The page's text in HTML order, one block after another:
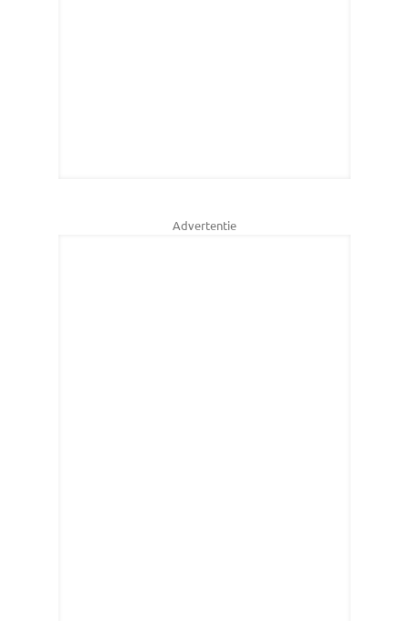
Advertentie